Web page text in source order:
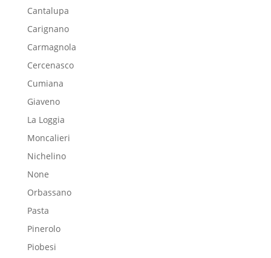
Cantalupa
Carignano
Carmagnola
Cercenasco
Cumiana
Giaveno
La Loggia
Moncalieri
Nichelino
None
Orbassano
Pasta
Pinerolo
Piobesi